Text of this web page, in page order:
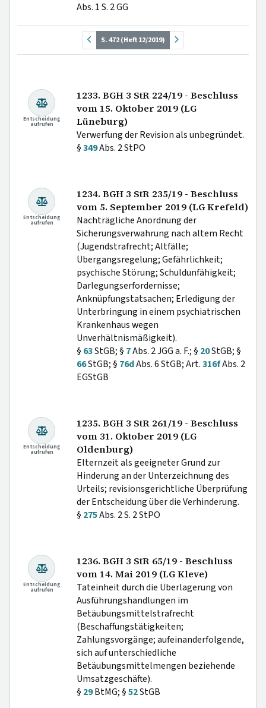
Abs. 1 S. 2 GG
S. 472 (Heft 12/2019)
Entscheidung
aufrufen
1233. BGH 3 StR 224/19 - Beschluss
vom 15. Oktober 2019 (LG
Lüneburg)
Verwerfung der Revision als unbegründet.
§349Abs. 2 StPO
Entscheidung
aufrufen
1234. BGH 3 StR 235/19 - Beschluss
vom 5. September 2019 (LG Krefeld)
Nachträgliche Anordnung der
Sicherungsverwahrung nach altem Recht
(Jugendstrafrecht; Altfälle;
Übergangsregelung; Gefährlichkeit;
psychische Störung; Schuldunfähigkeit;
Darlegungserfordernisse;
Anknüpfungstatsachen; Erledigung der
Unterbringung in einem psychiatrischen
Krankenhaus wegen
Unverhältnismäßigkeit).
§ 63StGB; § 7Abs. 2 JGG a. F.; § 20StGB; §
66StGB; § 76dAbs. 6 StGB; Art.316fAbs. 2
EGStGB
Entscheidung
aufrufen
1235. BGH 3 StR 261/19 - Beschluss
vom 31. Oktober 2019 (LG
Oldenburg)
Elternzeit als geeigneter Grund zur
Hinderung an der Unterzeichnung des
Urteils; revisionsgerichtliche Überprüfung
der Entscheidung über die Verhinderung.
§ 275Abs. 2 S. 2 StPO
Entscheidung
aufrufen
1236. BGH 3 StR 65/19 - Beschluss
vom 14. Mai 2019 (LG Kleve)
Tateinheit durch die Überlagerung von
Ausführungshandlungen im
Betäubungsmittelstrafrecht
(Beschaffungstätigkeiten;
Zahlungsvorgänge; aufeinanderfolgende,
sich auf unterschiedliche
Betäubungsmittelmengen beziehende
Umsatzgeschäfte).
§ 29BtMG; §52StGB